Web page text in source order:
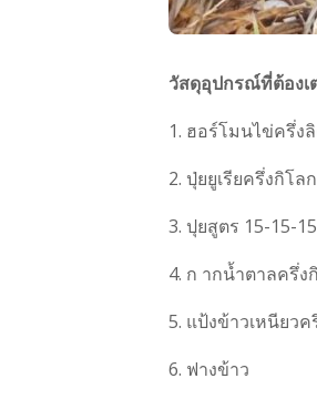
วัสดุอุปกรณ์ที่ต้องเ
1. ฮอร์โมนไข่ครึ่ง
2. ปุ่ยยูเรียครึ่งกิโ
3. ปุยสูตร 15-15-
4. ก ากน้ำตาลครึ่ง
5. แป้งข้าวเหนียว
6. ฟางข้าว